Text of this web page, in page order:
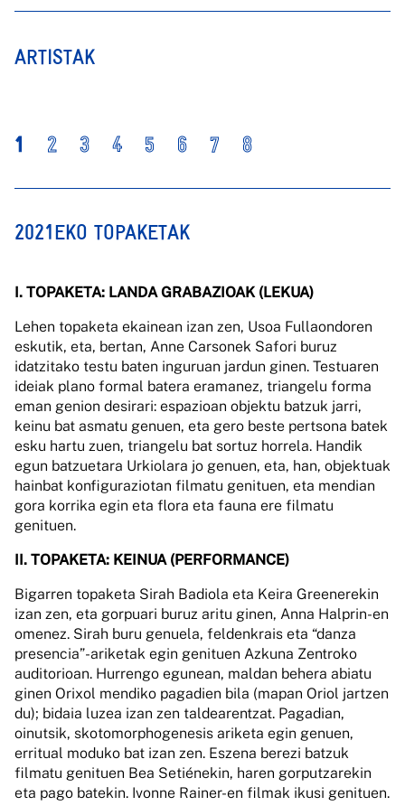
ARTISTAK
1 2 3 4 5 6 7 8
2021EKO TOPAKETAK
I. TOPAKETA: LANDA GRABAZIOAK (LEKUA)
Lehen topaketa ekainean izan zen, Usoa Fullaondoren
eskutik, eta, bertan, Anne Carsonek Safori buruz
idatzitako testu baten inguruan jardun ginen. Testuaren
ideiak plano formal batera eramanez, triangelu forma
eman genion desirari: espazioan objektu batzuk jarri,
keinu bat asmatu genuen, eta gero beste pertsona batek
esku hartu zuen, triangelu bat sortuz horrela. Handik
egun batzuetara Urkiolara jo genuen, eta, han, objektuak
hainbat konfiguraziotan filmatu genituen, eta mendian
gora korrika egin eta flora eta fauna ere filmatu
genituen.
II. TOPAKETA: KEINUA (PERFORMANCE)
Bigarren topaketa Sirah Badiola eta Keira Greenerekin
izan zen, eta gorpuari buruz aritu ginen, Anna Halprin-en
omenez. Sirah buru genuela, feldenkrais eta “danza
presencia”-ariketak egin genituen Azkuna Zentroko
auditorioan. Hurrengo egunean, maldan behera abiatu
ginen Orixol mendiko pagadien bila (mapan Oriol jartzen
du); bidaia luzea izan zen taldearentzat. Pagadian,
oinutsik, skotomorphogenesis ariketa egin genuen,
erritual moduko bat izan zen. Eszena berezi batzuk
filmatu genituen Bea Setiénekin, haren gorputzarekin
eta pago batekin. Ivonne Rainer-en filmak ikusi genituen.